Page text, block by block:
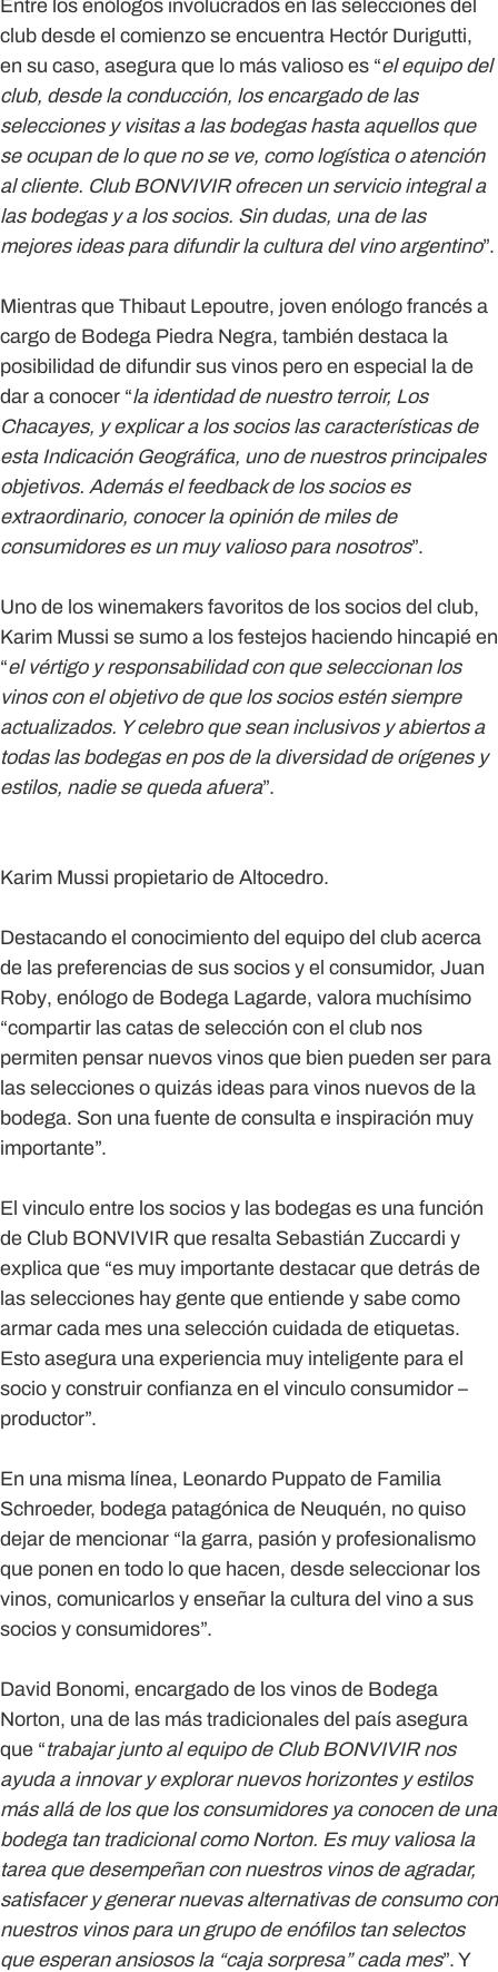
Entre los enólogos involucrados en las selecciones del
club desde el comienzo se encuentra Hectór Durigutti,
en su caso, asegura que lo más valioso es “el equipo del
club, desde la conducción, los encargado de las
selecciones y visitas a las bodegas hasta aquellos que
se ocupan de lo que no se ve, como logística o atención
al cliente. Club BONVIVIR ofrecen un servicio integral a
las bodegas y a los socios. Sin dudas, una de las
mejores ideas para difundir la cultura del vino argentino”.
Mientras que Thibaut Lepoutre, joven enólogo francés a
cargo de Bodega Piedra Negra, también destaca la
posibilidad de difundir sus vinos pero en especial la de
dar a conocer “la identidad de nuestro terroir, Los
Chacayes, y explicar a los socios las características de
esta Indicación Geográfica, uno de nuestros principales
objetivos. Además el feedback de los socios es
extraordinario, conocer la opinión de miles de
consumidores es un muy valioso para nosotros”.
Uno de los winemakers favoritos de los socios del club,
Karim Mussi se sumo a los festejos haciendo hincapié en
“el vértigo y responsabilidad con que seleccionan los
vinos con el objetivo de que los socios estén siempre
actualizados. Y celebro que sean inclusivos y abiertos a
todas las bodegas en pos de la diversidad de orígenes y
estilos, nadie se queda afuera”.
Karim Mussi propietario de Altocedro.
Destacando el conocimiento del equipo del club acerca
de las preferencias de sus socios y el consumidor, Juan
Roby, enólogo de Bodega Lagarde, valora muchísimo
“compartir las catas de selección con el club nos
permiten pensar nuevos vinos que bien pueden ser para
las selecciones o quizás ideas para vinos nuevos de la
bodega. Son una fuente de consulta e inspiración muy
importante”.
El vinculo entre los socios y las bodegas es una función
de Club BONVIVIR que resalta Sebastián Zuccardi y
explica que “es muy importante destacar que detrás de
las selecciones hay gente que entiende y sabe como
armar cada mes una selección cuidada de etiquetas.
Esto asegura una experiencia muy inteligente para el
socio y construir confianza en el vinculo consumidor –
productor”.
En una misma línea, Leonardo Puppato de Familia
Schroeder, bodega patagónica de Neuquén, no quiso
dejar de mencionar “la garra, pasión y profesionalismo
que ponen en todo lo que hacen, desde seleccionar los
vinos, comunicarlos y enseñar la cultura del vino a sus
socios y consumidores”.
David Bonomi, encargado de los vinos de Bodega
Norton, una de las más tradicionales del país asegura
que “trabajar junto al equipo de Club BONVIVIR nos
ayuda a innovar y explorar nuevos horizontes y estilos
más allá de los que los consumidores ya conocen de una
bodega tan tradicional como Norton. Es muy valiosa la
tarea que desempeñan con nuestros vinos de agradar,
satisfacer y generar nuevas alternativas de consumo con
nuestros vinos para un grupo de enófilos tan selectos
que esperan ansiosos la “caja sorpresa” cada mes”. Y